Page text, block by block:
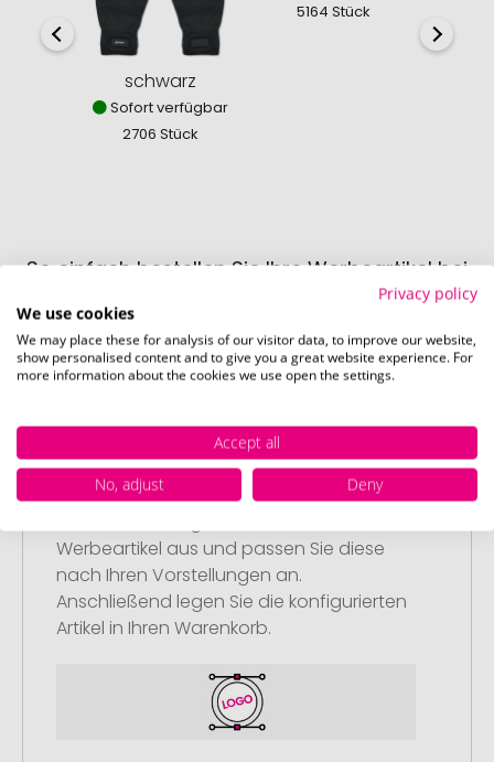
schwarz
Sofort verfügbar
2706 Stück
5164 Stück
So einfach bestellen Sie Ihre Werbeartikel bei
Schritt 1:
Artikelkonfiguration
Werbeartikel aus und passen Sie diese
nach Ihren Vorstellungen an.
Anschließend legen Sie die konfigurierten
Artikel in Ihren Warenkorb.
Privacy policy
We use cookies
We may place these for analysis of our visitor data, to improve our website,
show personalised content and to give you a great website experience. For
more information about the cookies we use open the settings.
Accept all
No, adjust
Deny